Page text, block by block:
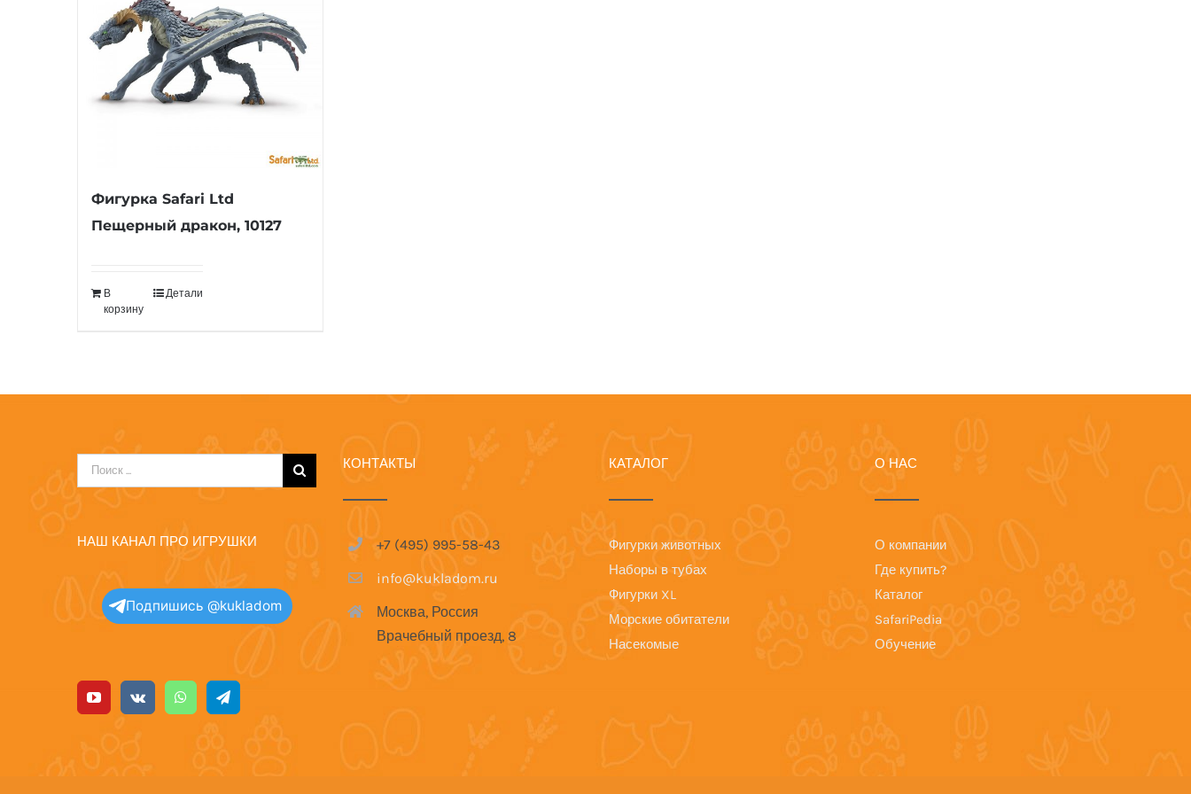
Фигурка Safari Ltd
Пещерный дракон, 10127
В
корзину
Детали
Результат
поиска:
НАШ КАНАЛ ПРО ИГРУШКИ
Подпишись @kukladom
КОНТАКТЫ
+7 (495) 995-58-43
info@kukladom.ru
Москва, Россия
Врачебный проезд, 8
КАТАЛОГ
Фигурки животных
Наборы в тубах
Фигурки XL
Морские обитатели
Насекомые
О НАС
О компании
Где купить?
Каталог
SafariPedia
Обучение